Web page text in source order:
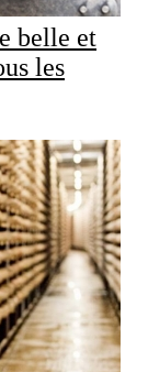
belle et
les